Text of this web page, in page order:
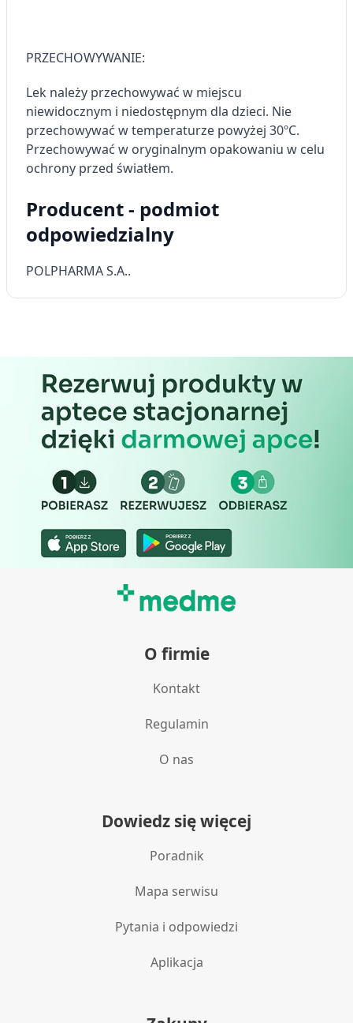
PRZECHOWYWANIE:
Lek należy przechowywać w miejscu
niewidocznym i niedostępnym dla dzieci. Nie
przechowywać w temperaturze powyżej 30ºC.
Przechowywać w oryginalnym opakowaniu w celu
ochrony przed światłem.
Producent - podmiot
odpowiedzialny
POLPHARMA S.A..
O firmie
Kontakt
Regulamin
O nas
Dowiedz się więcej
Poradnik
Mapa serwisu
Pytania i odpowiedzi
Aplikacja